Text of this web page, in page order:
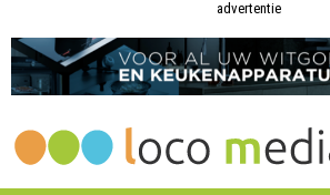
Groep
Groep
advertentie